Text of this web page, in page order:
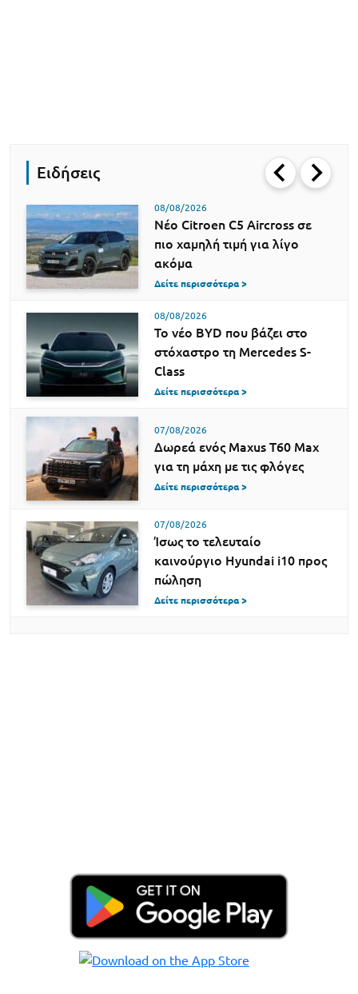
Ειδήσεις
08/08/2026
Νέο Citroen C5 Aircross σε
πιο χαμηλή τιμή για λίγο
ακόμα
Δείτε περισσότερα >
08/08/2026
Το νέο BYD που βάζει στο
στόχαστρο τη Mercedes S-
Class
Δείτε περισσότερα >
07/08/2026
Δωρεά ενός Maxus T60 Max
για τη μάχη με τις φλόγες
Δείτε περισσότερα >
07/08/2026
Ίσως το τελευταίο
καινούργιο Hyundai i10 προς
πώληση
Δείτε περισσότερα >